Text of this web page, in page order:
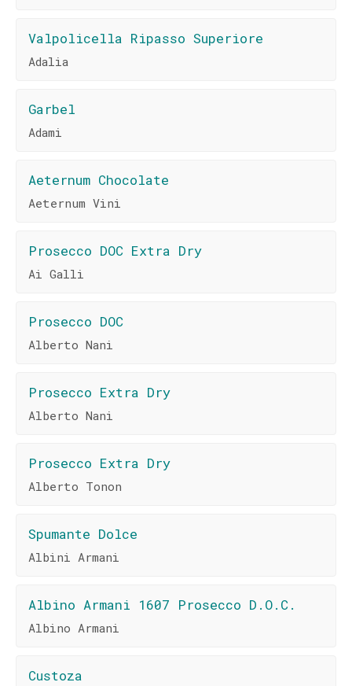
Valpolicella Ripasso Superiore
Adalia
Garbel
Adami
Aeternum Chocolate
Aeternum Vini
Prosecco DOC Extra Dry
Ai Galli
Prosecco DOC
Alberto Nani
Prosecco Extra Dry
Alberto Nani
Prosecco Extra Dry
Alberto Tonon
Spumante Dolce
Albini Armani
Albino Armani 1607 Prosecco D.O.C.
Albino Armani
Custoza